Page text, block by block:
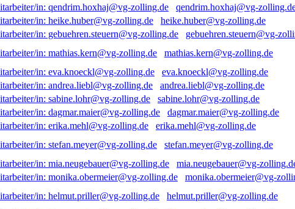
qendrim.hoxhaj@vg-
heike.huber@vg-zolling.de
gebuehren.steuern@vg-
mathias.kern@vg-zolling.de
eva.knoeckl@vg-zolling.de
andrea.liebl@vg-zolling.de
sabine.lohr@vg-zolling.de
dagmar.maier@vg-zolling.de
erika.mehl@vg-zolling.de
stefan.meyer@vg-zolling.de
mia.neugebauer@vg-
monika.obermeier@vg-
helmut.priller@vg-zolling.de